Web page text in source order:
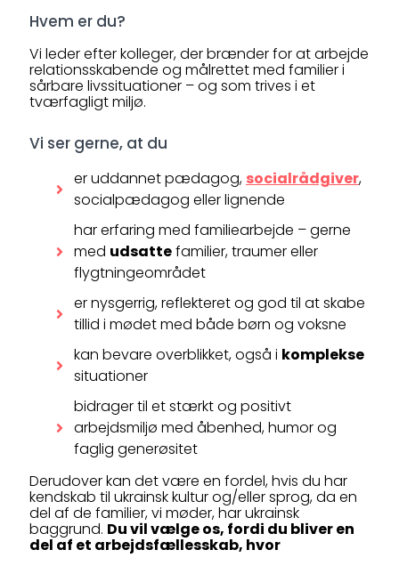
Hvem er du?
Vi leder efter kolleger, der brænder for at arbejde
relationsskabende og målrettet med familier i
sårbare livssituationer – og som trives i et
tværfagligt miljø.
Vi ser gerne, at du
er uddannet pædagog, socialrådgiver,
socialpædagog eller lignende
har erfaring med familiearbejde – gerne
med udsattefamilier, traumer eller
flygtningeområdet
er nysgerrig, reflekteret og god til at skabe
tillid i mødet med både børn og voksne
kan bevare overblikket, også i komplekse
situationer
bidrager til et stærkt og positivt
arbejdsmiljø med åbenhed, humor og
faglig generøsitet
Derudover kan det være en fordel, hvis du har
kendskab til ukrainsk kultur og/eller sprog, da en
del af de familier, vi møder, har ukrainsk
baggrund. Du vil vælge os, fordi du bliver en
del af et arbejdsfællesskab, hvor